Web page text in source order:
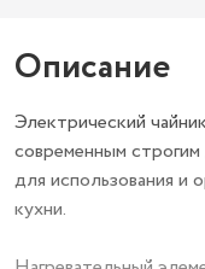
Описание
Электрический
современным
для использования и
кухни.